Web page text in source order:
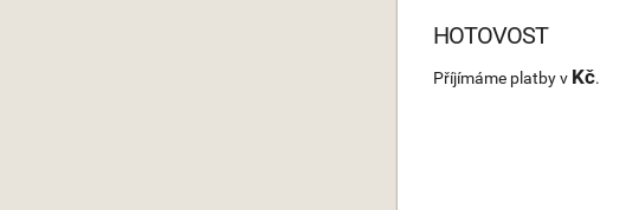
HOTOVOST
Příjímáme platby v Kč.